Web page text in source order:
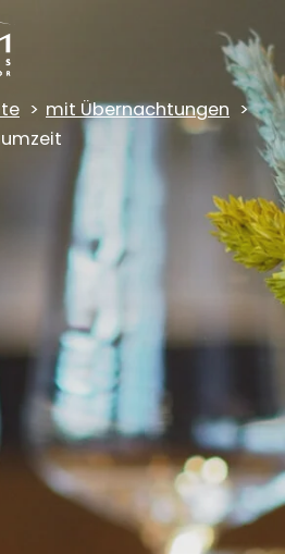
mit Übernachtungen